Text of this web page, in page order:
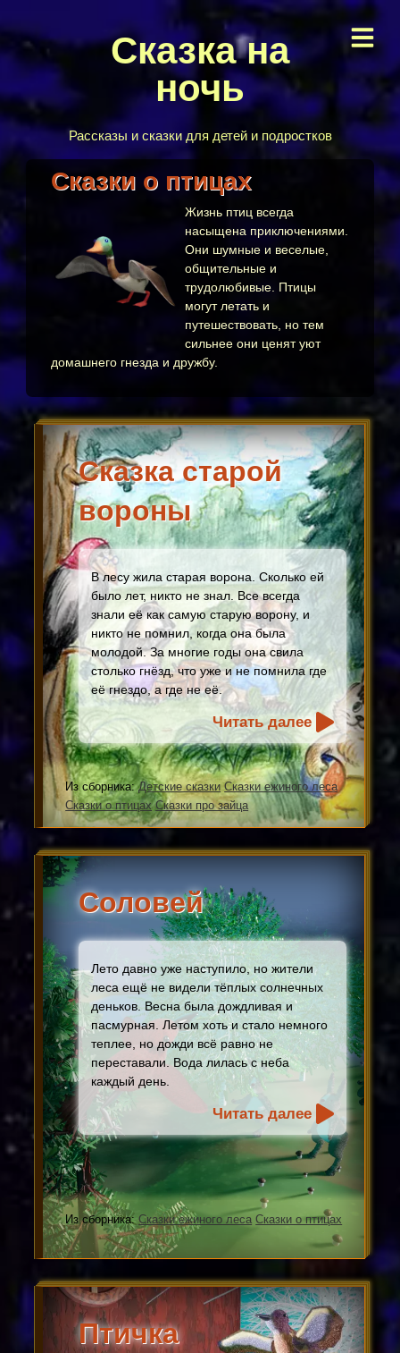
Сказка на
ночь
Рассказы и сказки для детей и подростков
Сказки о птицах
Жизнь птиц всегда
насыщена приключениями.
Они шумные и веселые,
общительные и
трудолюбивые. Птицы
могут летать и
путешествовать, но тем
сильнее они ценят уют
домашнего гнезда и дружбу.
Сказка старой
вороны
В лесу жила старая ворона. Сколько ей
было лет, никто не знал. Все всегда
знали её как самую старую ворону, и
никто не помнил, когда она была
молодой. За многие годы она свила
столько гнёзд, что уже и не помнила где
её гнездо, а где не её.
Читать далее
Из сборника: Детские сказки Сказки ежиного леса
Сказки о птицах Сказки про зайца
Соловей
Лето давно уже наступило, но жители
леса ещё не видели тёплых солнечных
деньков. Весна была дождливая и
пасмурная. Летом хоть и стало немного
теплее, но дожди всё равно не
переставали. Вода лилась с неба
каждый день.
Читать далее
Из сборника: Сказки ежиного леса Сказки о птицах
Птичка